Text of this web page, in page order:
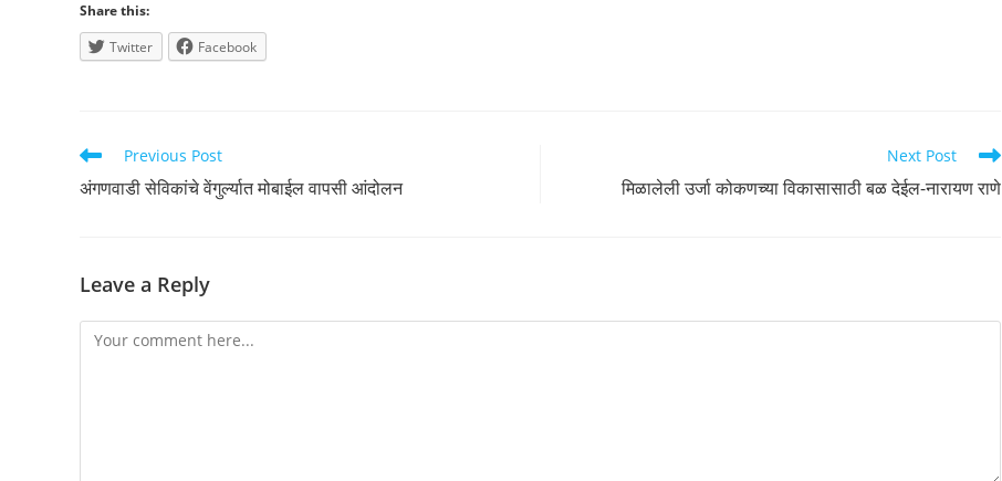
Share this:
Twitter
Facebook
Read
more
articles
Previous Post
अंगणवाडी सेविकांचे वेंगुर्ल्यात मोबाईल वापसी आंदोलन
Next Post
मिळालेली उर्जा कोकणच्या विकासासाठी बळ देईल-नारायण राणे
Leave a Reply
Comment